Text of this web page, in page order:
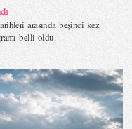
arasında beşinci kez
belli oldu.